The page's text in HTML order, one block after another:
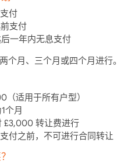
付
支付
一年内无息支付
个月、三个月或四个月进行。
适用于所有户型）
个月
£3,000 转让费进行
付之前，不可进行合同转让